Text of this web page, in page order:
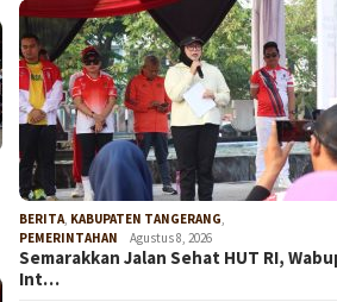
BERITA, KABUPATEN TANGERANG,
PEMERINTAHAN
Agustus 8, 2026
Semarakkan Jalan Sehat HUT RI,
Int…